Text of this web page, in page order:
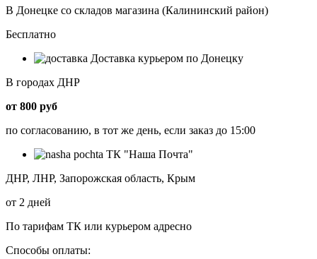
В Донецке со складов магазина (Калининский район)
Бесплатно
Доставка курьером по Донецку
В городах ДНР
от 800 руб
по согласованию, в тот же день, если заказ до 15:00
ТК "Наша Почта"
ДНР, ЛНР, Запорожская область, Крым
от 2 дней
По тарифам ТК или курьером адресно
Способы оплаты: